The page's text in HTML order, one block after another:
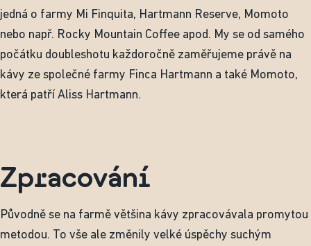
jedná o farmy Mi Finquita, Hartmann Reserve, Momoto
nebo např. Rocky Mountain Coffee apod. My se od samého
počátku doubleshotu každoročně zaměřujeme právě na
kávy ze společné farmy Finca Hartmann a také Momoto,
která patří Aliss Hartmann.
Zpracování
Původně se na farmě většina kávy zpracovávala promytou
metodou. To vše ale změnily velké úspěchy suchým